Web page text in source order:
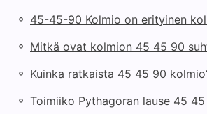
◦ 45-45-90 Kolmio on erityinen
◦ Mitkä ovat kolmion 45 45 90
◦ Kuinka ratkaista 45 45 90
◦ Toimiiko Pythagoran lause 45